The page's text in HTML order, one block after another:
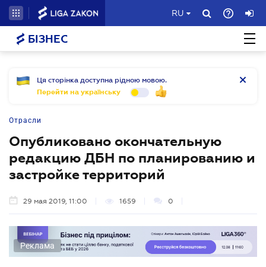
RU
БІЗНЕС
Ця сторінка доступна рідною мовою.
Перейти на українську
Отрасли
Опубликовано окончательную
редакцию ДБН по планированию и
застройке территорий
29 мая 2019, 11:00 1659 0
Реклама